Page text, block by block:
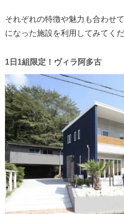
それぞれの特徴や魅力も合わせ
になった施設を利用してみてくだ
1日1組限定！ヴィラ阿多古